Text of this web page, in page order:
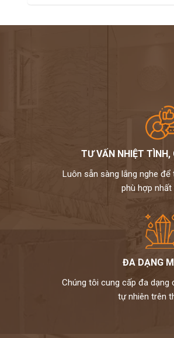
- Mi-Macs có khả năng uốn cong,
- HI-MACS dễ dàng bảo dưỡng, vệ sinh,
- Hi-Macs rất cứng, bề mặt không có
CÔNG NGHỆ TIÊN TIẾN:Các
và tạo ra một hợp chất mới có cấu
dạng, đáp ứng tất cả các màu sắc mà
bề mặt nhẵn bóng không có khớp nối.
Đá nhân tạo HI-
TƯ VẤN NHIỆT TÌNH,
Luôn sẵn sàng lắng nghe
phù hợp nhất
ĐA DẠNG
Chúng tôi cung cấp đa
tự nhiên trên